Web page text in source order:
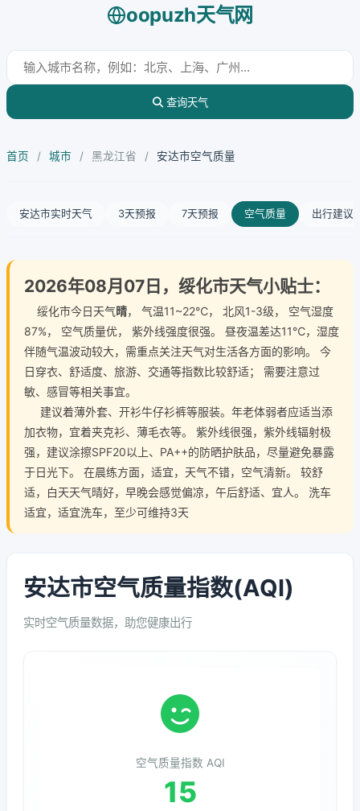
oopuzh天气网
查询天气
首页 / 城市 / 黑龙江省 / 安达市空气质量
安达市实时天气 3天预报 7天预报 空气质量 出行建议
2026年08月07日，绥化市天气小贴士：
绥化市今日天气晴， 气温11~22℃， 北风1-3级， 空气湿度
87%， 空气质量优， 紫外线强度很强。 昼夜温差达11℃，湿度
伴随气温波动较大，需重点关注天气对生活各方面的影响。 今
日穿衣、舒适度、旅游、交通等指数比较舒适； 需要注意过
敏、感冒等相关事宜。
建议着薄外套、开衫牛仔衫裤等服装。年老体弱者应适当添
加衣物，宜着夹克衫、薄毛衣等。 紫外线很强，紫外线辐射极
强，建议涂擦SPF20以上、PA++的防晒护肤品，尽量避免暴露
于日光下。 在晨练方面，适宜，天气不错，空气清新。 较舒
适，白天天气晴好，早晚会感觉偏凉，午后舒适、宜人。 洗车
适宜，适宜洗车，至少可维持3天
安达市空气质量指数(AQI)
实时空气质量数据，助您健康出行
空气质量指数 AQI
15